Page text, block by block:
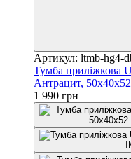
Артикул: ltmb-hg4-
Тумба приліжкова
Антрацит,
1 990 грн